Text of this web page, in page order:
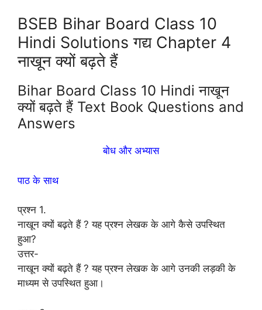
BSEB Bihar Board Class 10
Hindi Solutions गद्य Chapter 4
नाखून क्यों बढ़ते हैं
Bihar Board Class 10 Hindi नाखून
क्यों बढ़ते हैं Text Book Questions and
Answers
बोध और अभ्यास
पाठ के साथ
प्रश्न 1.
नाखून क्यों बढ़ते हैं ? यह प्रश्न लेखक के आगे कैसे उपस्थित
हुआ?
उत्तर-
नाखून क्यों बढ़ते हैं ? यह प्रश्न लेखक के आगे उनकी लड़की के
माध्यम से उपस्थित हुआ।